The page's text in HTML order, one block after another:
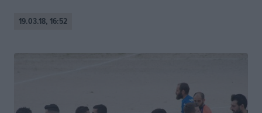
19.03.18, 16:52